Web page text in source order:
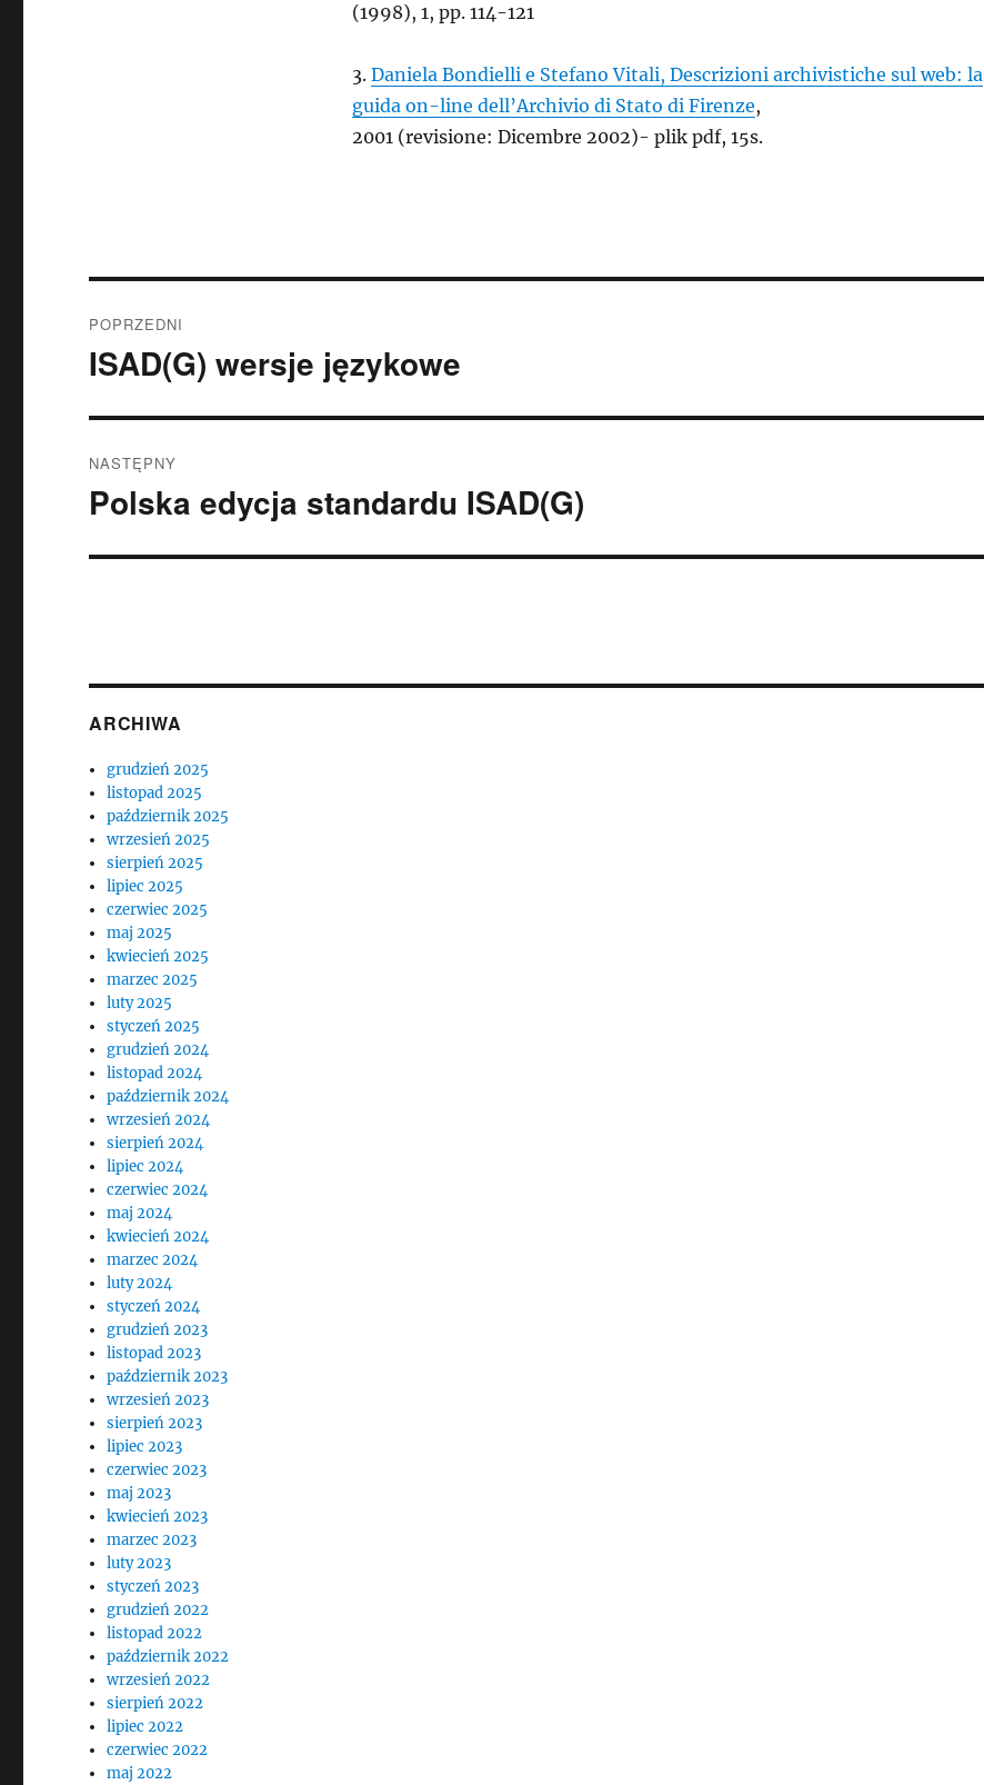
(1998), 1, pp. 114-121
3. Daniela Bondielli e Stefano Vitali, Descrizioni archivistiche sul web: la
guida on-line dell’Archivio di Stato di Firenze,
2001 (revisione: Dicembre 2002)- plik pdf, 15s.
wpisu
POPRZEDNI
Poprzedni
ISAD(G) wersje językowe
NASTĘPNY
Następny
Polska edycja standardu ISAD(G)
ARCHIWA
grudzień 2025
listopad 2025
październik 2025
wrzesień 2025
sierpień 2025
lipiec 2025
czerwiec 2025
maj 2025
kwiecień 2025
marzec 2025
luty 2025
styczeń 2025
grudzień 2024
listopad 2024
październik 2024
wrzesień 2024
sierpień 2024
lipiec 2024
czerwiec 2024
maj 2024
kwiecień 2024
marzec 2024
luty 2024
styczeń 2024
grudzień 2023
listopad 2023
październik 2023
wrzesień 2023
sierpień 2023
lipiec 2023
czerwiec 2023
maj 2023
kwiecień 2023
marzec 2023
luty 2023
styczeń 2023
grudzień 2022
listopad 2022
październik 2022
wrzesień 2022
sierpień 2022
lipiec 2022
czerwiec 2022
maj 2022